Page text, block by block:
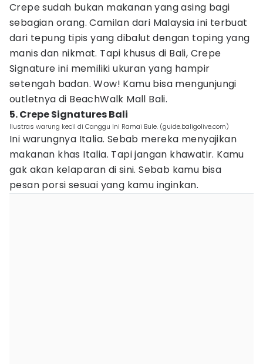
Crepe sudah bukan makanan yang asing bagi
sebagian orang. Camilan dari Malaysia ini terbuat
dari tepung tipis yang dibalut dengan toping yang
manis dan nikmat. Tapi khusus di Bali, Crepe
Signature ini memiliki ukuran yang hampir
setengah badan. Wow! Kamu bisa mengunjungi
outletnya di BeachWalk Mall Bali.
5. Crepe Signatures Bali
Ilustras warung kecil di Canggu Ini Ramai Bule. (guide.baligolive.com)
Ini warungnya Italia. Sebab mereka menyajikan
makanan khas Italia. Tapi jangan khawatir. Kamu
gak akan kelaparan di sini. Sebab kamu bisa
pesan porsi sesuai yang kamu inginkan.